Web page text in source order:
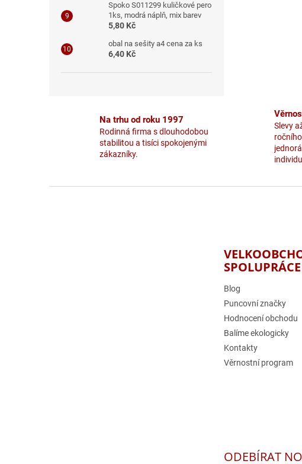
Spoko S011299 kuličkové pero
1ks, modrá náplň, mix barev
5,80 Kč
obal na sešity a4 cena za ks
6,40 Kč
Na trhu od roku 1997
Rodinná firma s dlouhodobou
stabilitou a tisíci spokojenými
zákazníky.
Slevy
SPOLUPRÁCE
Blog
Puncovní značky
Hodnocení obchodu
Balíme ekologicky
Kontakty
Věrnostní program
ODEBÍRAT